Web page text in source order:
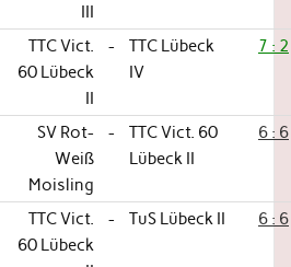
III
TTC Vict.
60 Lübeck
II
-
TTC Lübeck
IV
7 : 2
SV Rot-
Weiß
Moisling
-
TTC Vict. 60
Lübeck II
6 : 6
TTC Vict.
60 Lübeck
- TuS Lübeck II 6 : 6